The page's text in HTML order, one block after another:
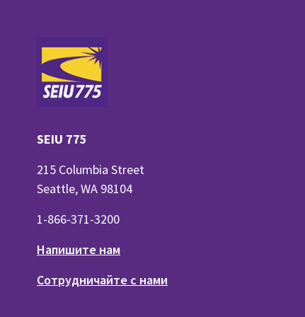
SEIU 775
215 Columbia Street
Seattle, WA 98104
1-866-371-3200
Напишите нам
Сотрудничайте с нами